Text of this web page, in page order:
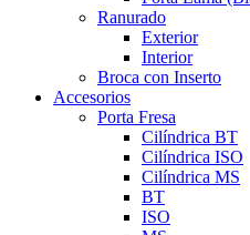
Ranurado
Exterior
Interior
Broca con Inserto
Accesorios
Porta Fresa
Cilíndrica BT
Cilíndrica ISO
Cilíndrica MS
BT
ISO